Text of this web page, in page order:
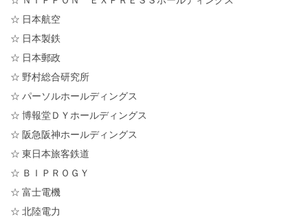
☆ 日本航空
☆ 日本製鉄
☆ 日本郵政
☆ 野村総合研究所
☆ パーソルホールディングス
☆ 博報堂ＤＹホールディングス
☆ 阪急阪神ホールディングス
☆ 東日本旅客鉄道
☆ ＢＩＰＲＯＧＹ
☆ 富士電機
☆ 北陸電力